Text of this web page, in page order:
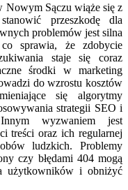
Nowym Sączu wiąże się z
przeszkodę dla
problemów jest silna
sprawia, że zdobycie
staje się coraz
środki w marketing
do wzrostu kosztów
się algorytmy
strategii SEO i
wyzwaniem jest
treści oraz ich regularnej
ludzkich. Problemy
czy błędami 404 mogą
użytkowników i obniżyć